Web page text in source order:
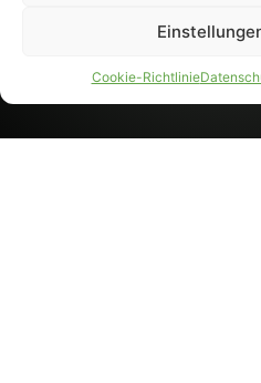
Cookie-Richtlinie
PARTNER WERDEN
AGB